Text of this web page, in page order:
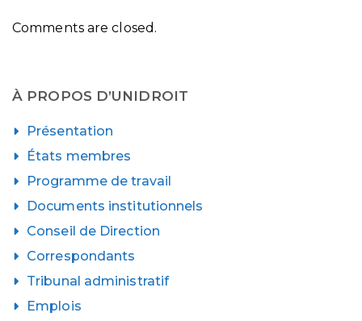
Comments are closed.
À PROPOS D’UNIDROIT
Présentation
États membres
Programme de travail
Documents institutionnels
Conseil de Direction
Correspondants
Tribunal administratif
Emplois